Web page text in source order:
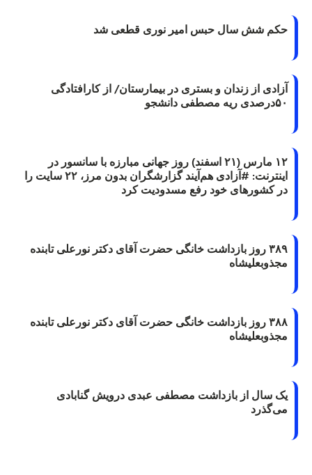
حکم شش سال حبس امیر نوری قطعی شد
آزادی از زندان و بستری در بیمارستان/ از کارافتادگی
۵۰درصدی ریه مصطفی دانشجو
۱۲ مارس (۲۱ اسفند) روز جهانی مبارزه با سانسور در
اینترنت: #آزادی هم‌آیند گزارشگران‌ بدون مرز، ۲۲ سایت را
در کشورهای خود رفع مسدودیت کرد
۳۸۹ روز بازداشت خانگی حضرت آقای دکتر نورعلی تابنده
مجذوبعلیشاه
۳۸۸ روز بازداشت خانگی حضرت آقای دکتر نورعلی تابنده
مجذوبعلیشاه
یک سال از بازداشت مصطفی عبدی درویش گنابادی
می‌گذرد